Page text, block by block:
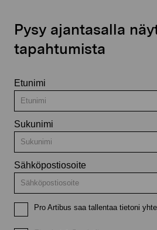
Pysy ajantasalla
tapahtumista
Etunimi
Sukunimi
Sähköpostiosoite
Pro Artibus saa tallentaa tietoni